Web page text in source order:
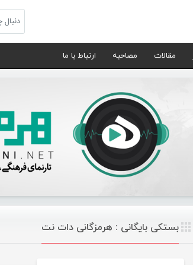
مقالات مصاحبه ارتباط با ما
بستکی بایگانی : هرمزگانی دات نت